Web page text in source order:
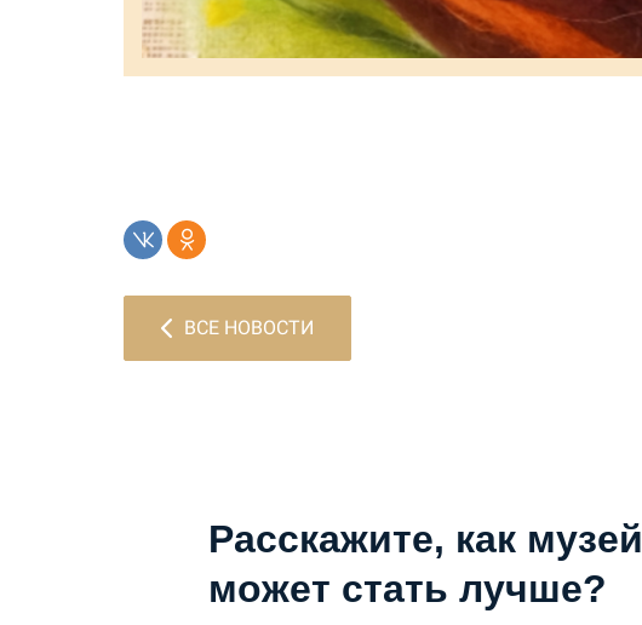
ВСЕ НОВОСТИ
Расскажите, как музей
может стать лучше?